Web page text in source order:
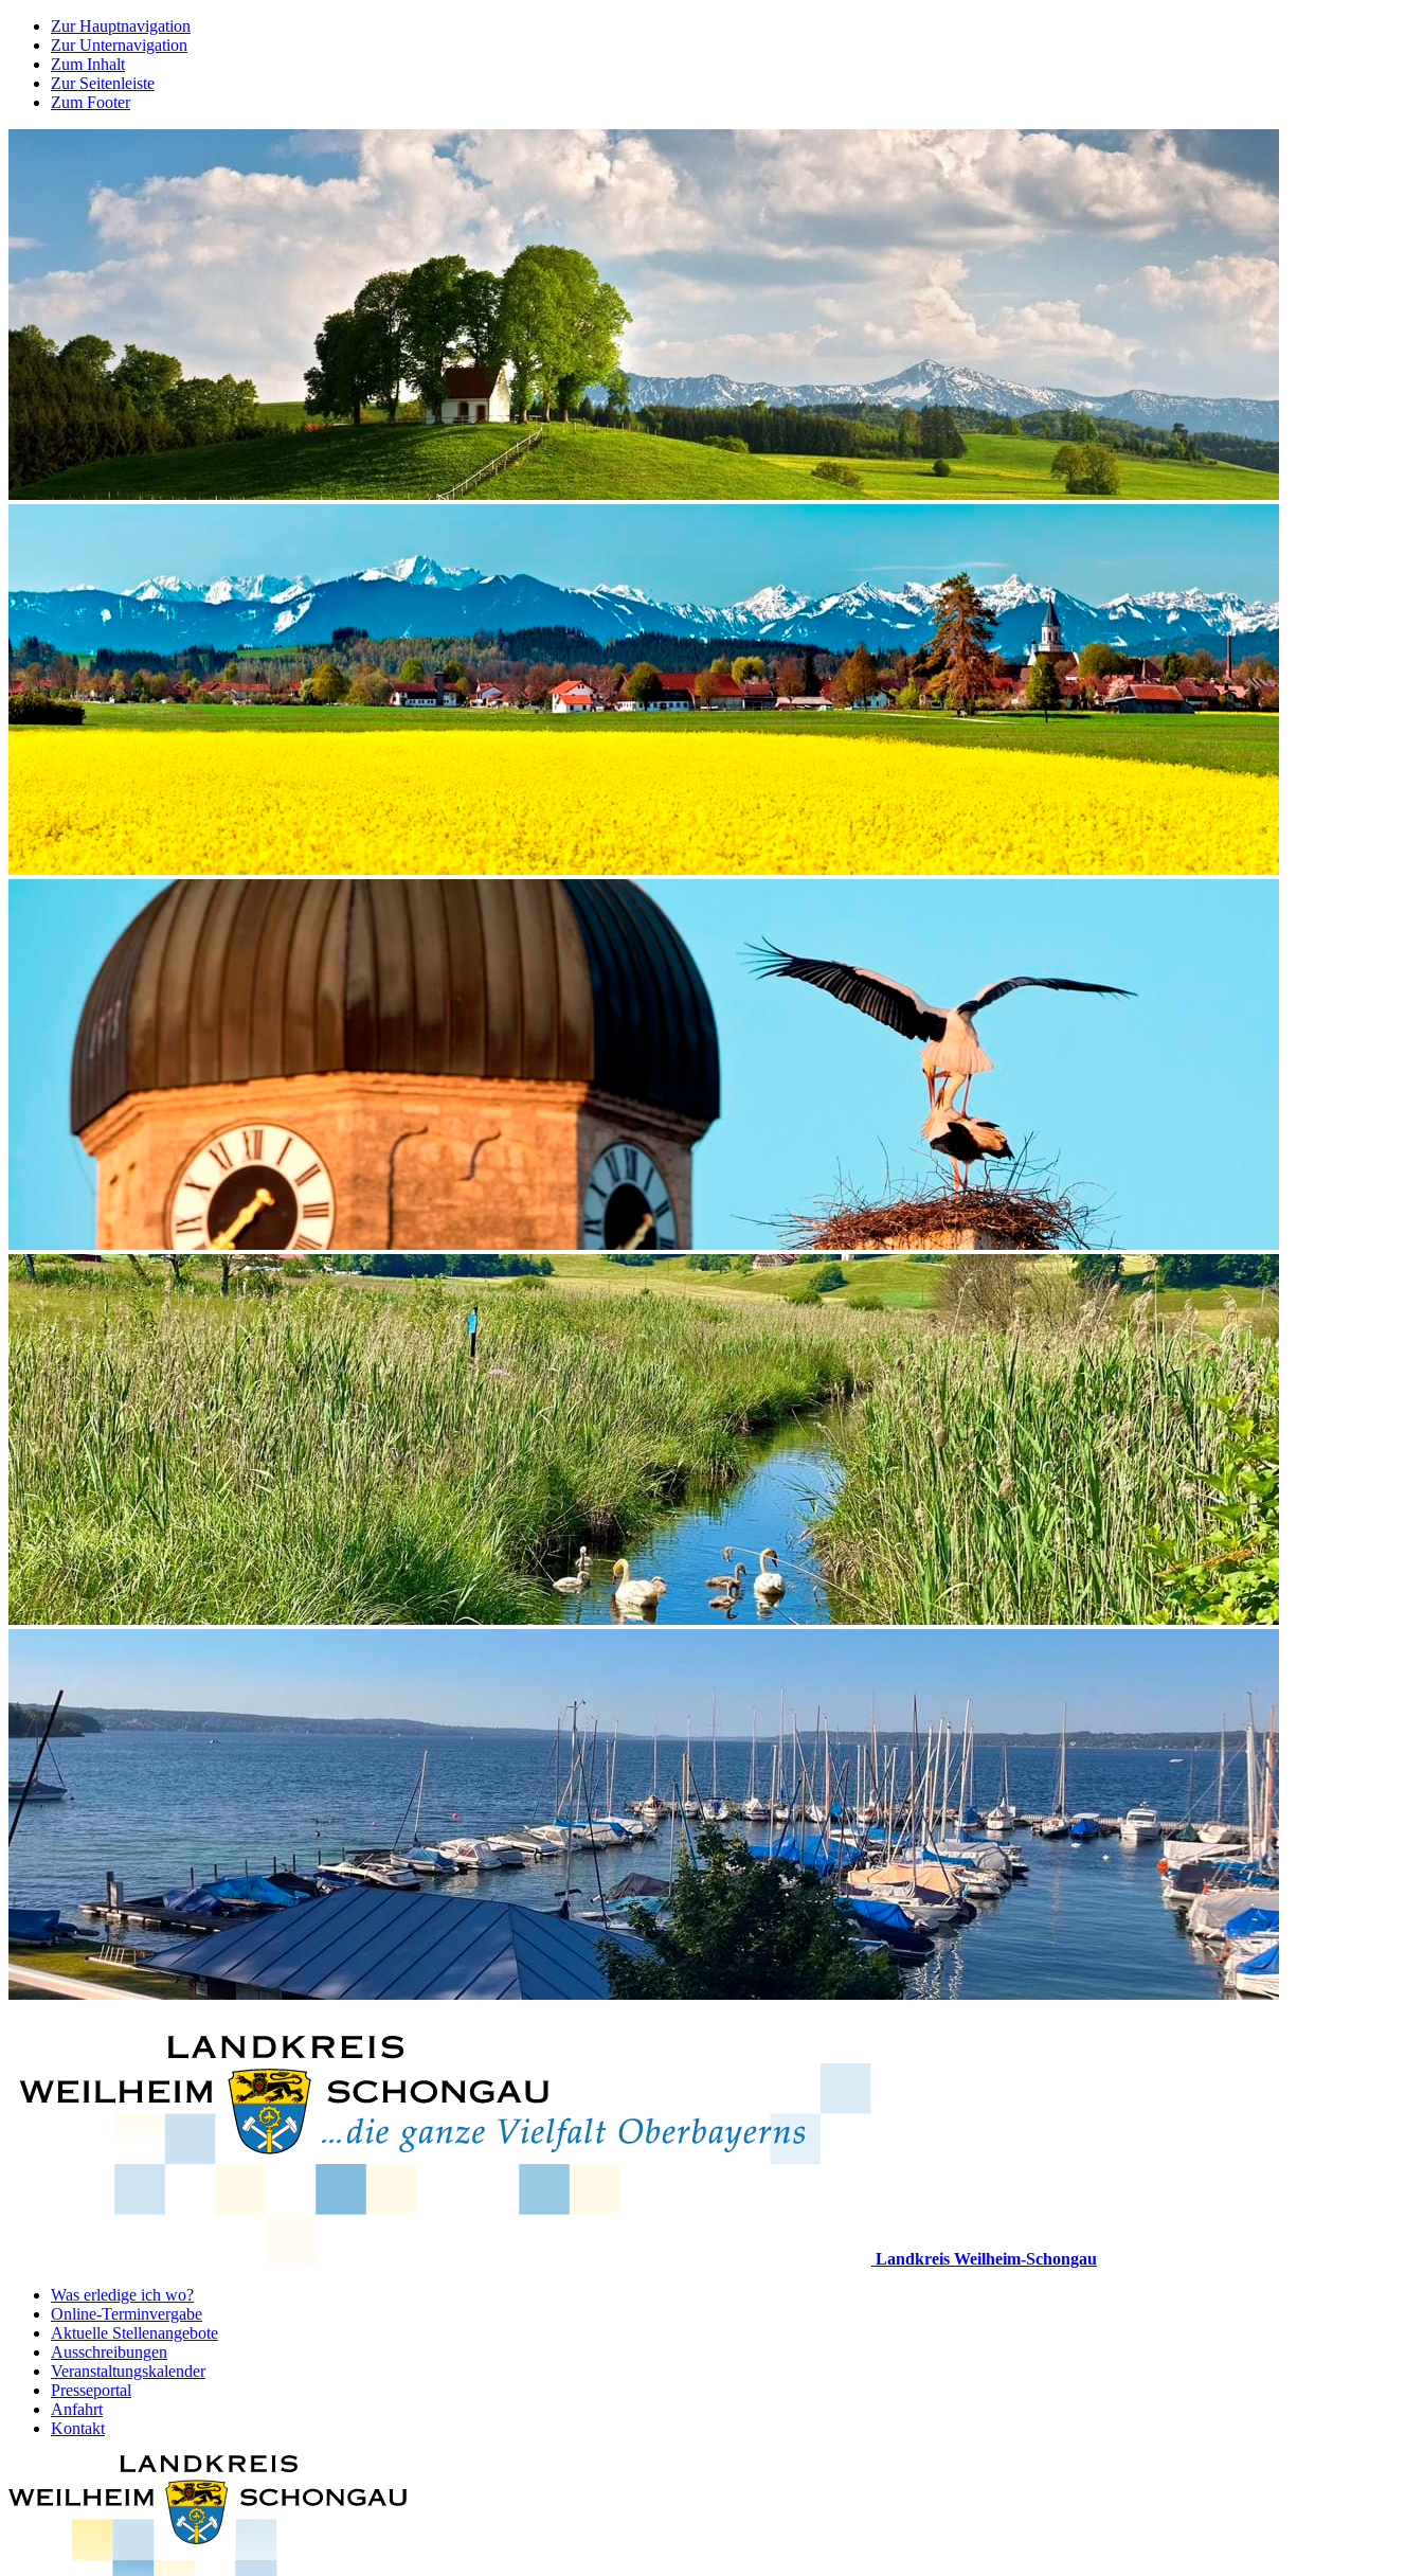
Zur Hauptnavigation
Zur Unternavigation
Zum Inhalt
Zur Seitenleiste
Zum Footer
Landkreis Weilheim-Schongau
Was erledige ich wo?
Online-Terminvergabe
Aktuelle Stellenangebote
Ausschreibungen
Veranstaltungskalender
Presseportal
Anfahrt
Kontakt